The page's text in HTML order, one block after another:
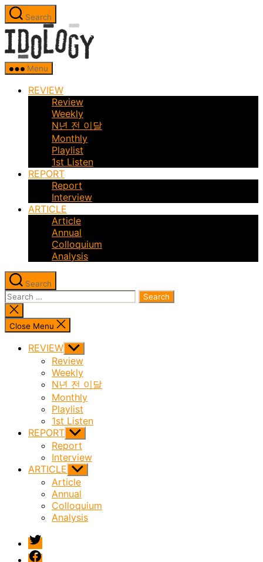
Skip
to
the
content
Search
Menu
REVIEW
Review
Weekly
N년 전 이달
Monthly
Playlist
1st Listen
REPORT
Report
Interview
ARTICLE
Article
Annual
Colloquium
Analysis
Search
Search
for:
Close
search
Close Menu
REVIEW Show
sub
menu
Review
Weekly
N년 전 이달
Monthly
Playlist
1st Listen
REPORT Show
sub
menu
Report
Interview
ARTICLE Show
sub
menu
Article
Annual
Colloquium
Analysis
twitter
facebook